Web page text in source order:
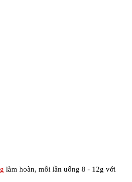
làm hoàn, mỗi lần uống 8 - 12g với